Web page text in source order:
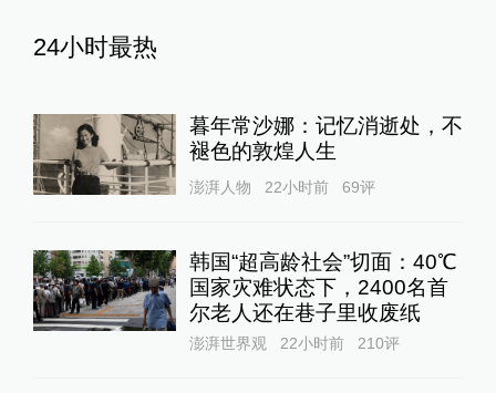
24小时最热
暮年常沙娜：记忆消逝处，不
褪色的敦煌人生
澎湃人物 22小时前 69评
韩国“超高龄社会”切面：40℃
国家灾难状态下，2400名首
尔老人还在巷子里收废纸
澎湃世界观 22小时前 210评